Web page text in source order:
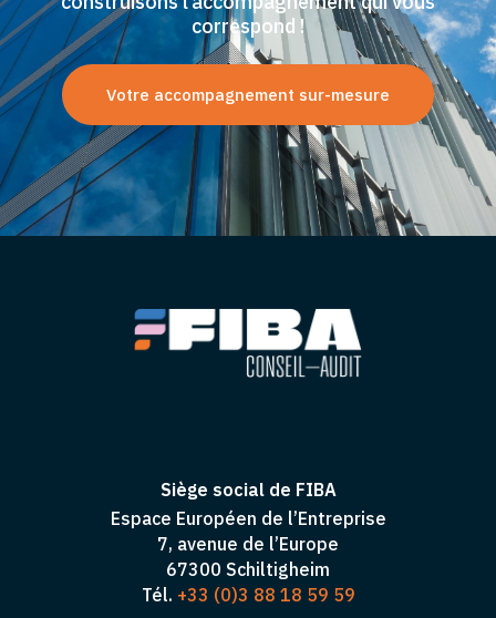
correspond !
Votre accompagnement sur-mesure
Siège social de FIBA
Espace Européen de l’Entreprise
7, avenue de l’Europe
67300 Schiltigheim
Tél. +33 (0)3 88 18 59 59